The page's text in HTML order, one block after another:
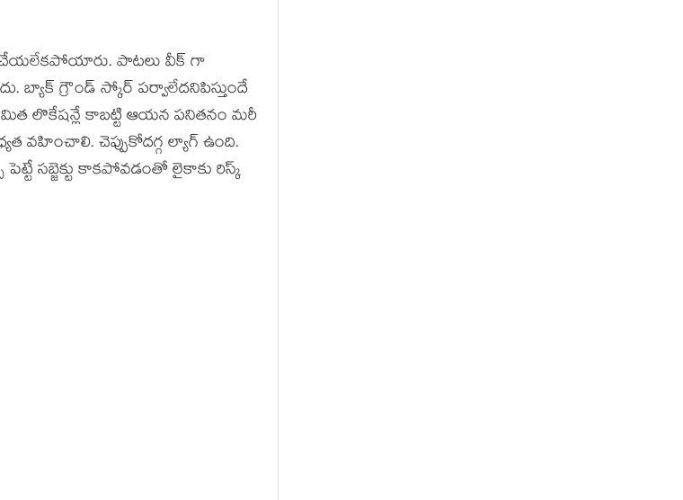
పాటలు వీక్ గా
గ్రౌండ్ స్కోర్ పర్వాలేదనిపిస్తుందే
లొకేషన్లే కాబట్టి ఆయన పనితనం మరీ
వహించాలి. చెప్పుకోదగ్గ ల్యాగ్ ఉంది.
సబ్జెక్టు కాకపోవడంతో లైకాకు రిస్క్